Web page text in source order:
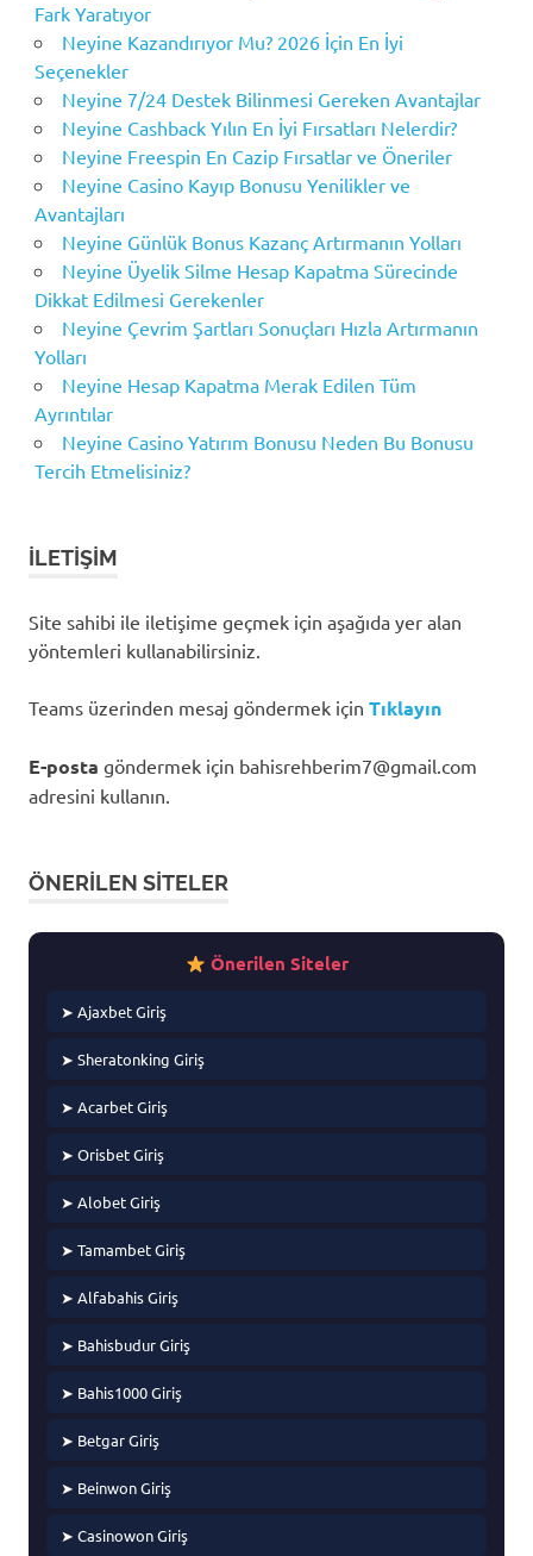
Fark Yaratıyor
Neyine Kazandırıyor Mu? 2026 İçin En İyi
Seçenekler
Neyine 7/24 Destek Bilinmesi Gereken Avantajlar
Neyine Cashback Yılın En İyi Fırsatları Nelerdir?
Neyine Freespin En Cazip Fırsatlar ve Öneriler
Neyine Casino Kayıp Bonusu Yenilikler ve
Avantajları
Neyine Günlük Bonus Kazanç Artırmanın Yolları
Neyine Üyelik Silme Hesap Kapatma Sürecinde
Dikkat Edilmesi Gerekenler
Neyine Çevrim Şartları Sonuçları Hızla Artırmanın
Yolları
Neyine Hesap Kapatma Merak Edilen Tüm
Ayrıntılar
Neyine Casino Yatırım Bonusu Neden Bu Bonusu
Tercih Etmelisiniz?
İLETIŞIM
Site sahibi ile iletişime geçmek için aşağıda yer alan
yöntemleri kullanabilirsiniz.
Teams üzerinden mesaj göndermek için Tıklayın
E-posta göndermek için bahisrehberim7@gmail.com
adresini kullanın.
ÖNERILEN SITELER
Önerilen Siteler
➤ Ajaxbet Giriş
➤ Sheratonking Giriş
➤ Acarbet Giriş
➤ Orisbet Giriş
➤ Alobet Giriş
➤ Tamambet Giriş
➤ Alfabahis Giriş
➤ Bahisbudur Giriş
➤ Bahis1000 Giriş
➤ Betgar Giriş
➤ Beinwon Giriş
➤ Casinowon Giriş